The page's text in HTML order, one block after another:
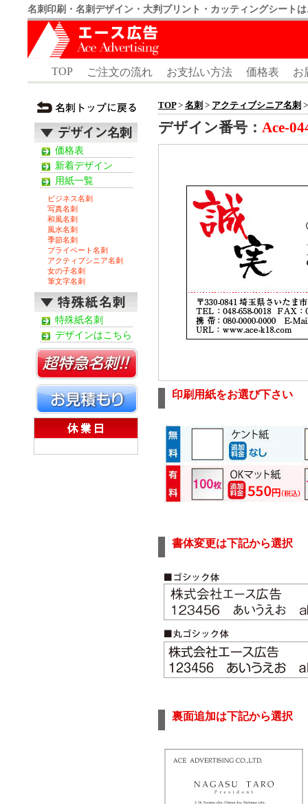
名刺印刷・名刺デザイン・大判プリント・カッティングシート
TOP ご注文の流れ お支払い方法 価格表 お
価格表
新着デザイン
用紙一覧
ビジネス名刺
写真名刺
和風名刺
風水名刺
季節名刺
プライベート名刺
アクティブシニア名刺
女の子名刺
筆文字名刺
特殊紙名刺
デザインはこちら
TOP> 名刺 > アクティブシニア名刺
デザイン番号： Ace-
印刷用紙をお選び下さい
書体変更は下記から選択
裏面追加は下記から選択